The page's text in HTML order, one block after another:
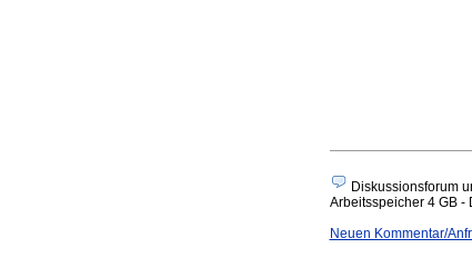
Diskussionsforum
Arbeitsspeicher 4 GB -
Neuen Kommentar/